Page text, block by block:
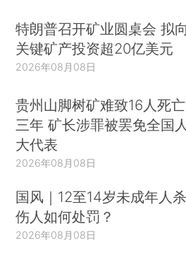
特朗普召开矿业圆桌会 拟向
关键矿产投资超20亿美元
2026年08月08日
贵州山脚树矿难致16人死
三年 矿长涉罪被罢免全国人
大代表
2026年08月08日
国风｜12至14岁未成年人
伤人如何处罚？
2026年08月08日